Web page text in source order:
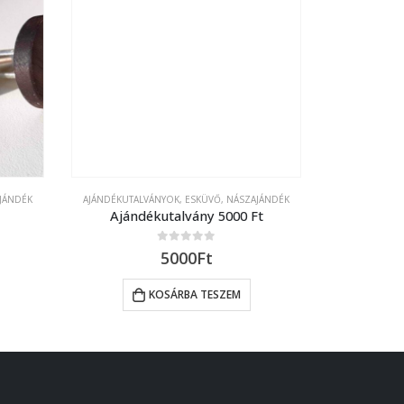
AJÁNDÉKUTALVÁNYOK, ESKÜVŐ, NÁSZAJÁNDÉK
Ajándékutalvány 5000 Ft
out of 5
5000Ft
KOSÁRBA TESZEM